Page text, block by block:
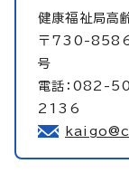
健康福祉局高
〒730-8586
号
電話：082-
2136